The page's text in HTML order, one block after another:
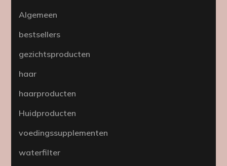
Algemeen
bestsellers
gezichtsproducten
haar
haarproducten
Huidproducten
voedingssupplementen
waterfilter